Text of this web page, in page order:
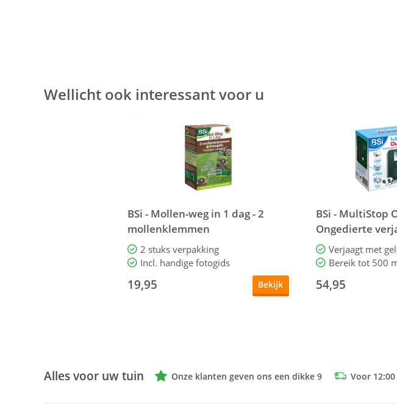
Wellicht ook interessant voor u
BSi - Mollen-weg in 1 dag - 2
mollenklemmen
2 stuks verpakking
Incl. handige fotogids
19,95 Bekijk
BSi - MultiStop
Ongedierte
Verjaagt met
Bereik tot 500
54,95
Alles voor uw tuin Onze klanten geven ons een dikke 9 Voor